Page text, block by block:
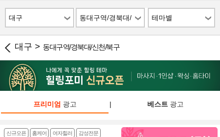
대구
동대구역/경북대/
신천/북구
테마별
대구 > 동대구역/경북대/신천/북구
프리미엄 광고 | 베스트광고
신규오픈 홈케어 여자힐러 감성전문